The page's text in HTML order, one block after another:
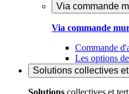
Via commande
Via commande
Commande
Les options
Solutions collectives